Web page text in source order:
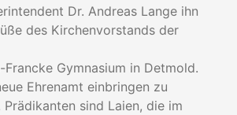
Dr. Andreas Lange ihn
des Kirchenvorstands der
Gymnasium in Detmold.
Ehrenamt einbringen zu
sind Laien, die im